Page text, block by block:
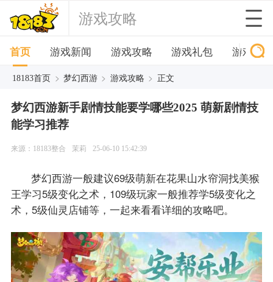
游戏攻略
首页 游戏新闻 游戏攻略 游戏礼包 游戏下
18183首页 > 梦幻西游 > 游戏攻略 > 正文
梦幻西游新手剧情技能要学哪些2025 萌新剧情技
能学习推荐
来源：18183整合 茉莉 25-06-10 15:42:39
梦幻西游一般建议69级萌新在花果山水帘洞找美猴
王学习5级变化之术，109级玩家一般推荐学5级变化之
术，5级仙灵店铺等，一起来看看详细的攻略吧。